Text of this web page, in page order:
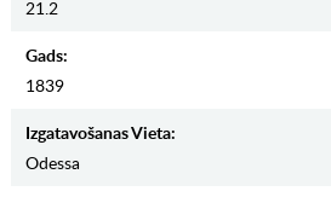
21.2
Gads:
1839
Izgatavošanas Vieta:
Odessa